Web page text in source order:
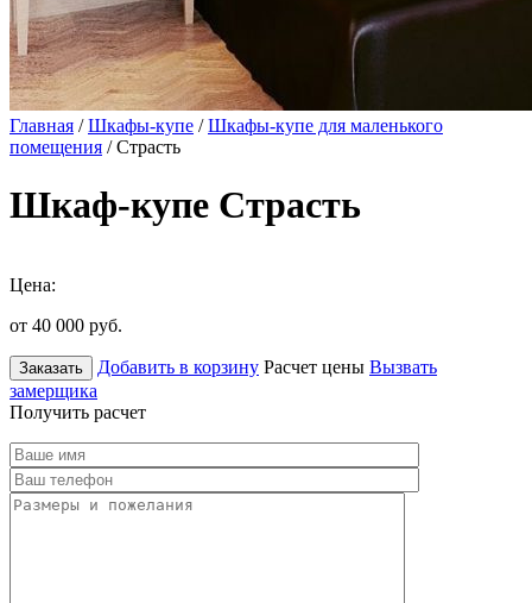
Главная /Шкафы-купе /Шкафы-купе для маленького
помещения / Страсть
Шкаф-купе Страсть
Цена:
от 40 000 руб.
Заказать Добавить в корзину Расчет цены Вызвать
замерщика
Получить расчет